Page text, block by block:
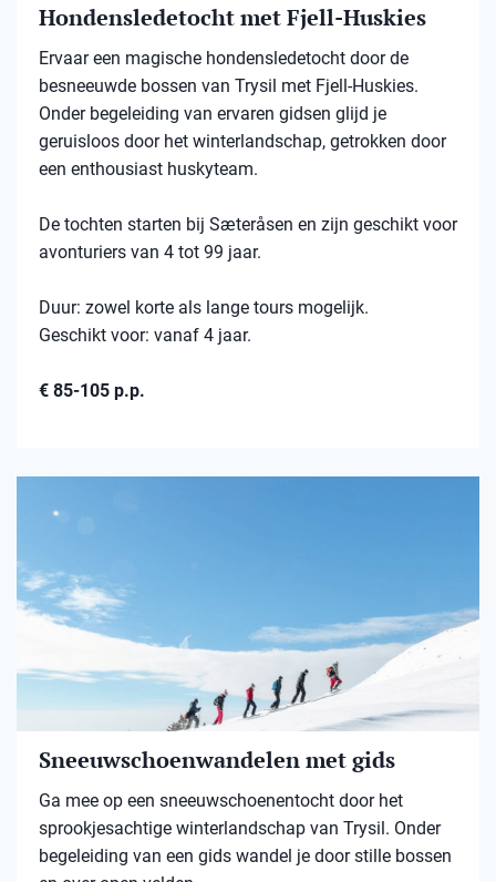
Hondensledetocht met Fjell-Huskies
Ervaar een magische hondensledetocht door de
besneeuwde bossen van Trysil met Fjell-Huskies.
Onder begeleiding van ervaren gidsen glijd je
geruisloos door het winterlandschap, getrokken door
een enthousiast huskyteam.
De tochten starten bij Sæteråsen en zijn geschikt voor
avonturiers van 4 tot 99 jaar.
Duur: zowel korte als lange tours mogelijk.
Geschikt voor: vanaf 4 jaar.
€ 85-105 p.p.
Sneeuwschoenwandelen met gids
Ga mee op een sneeuwschoenentocht door het
sprookjesachtige winterlandschap van Trysil. Onder
begeleiding van een gids wandel je door stille bossen